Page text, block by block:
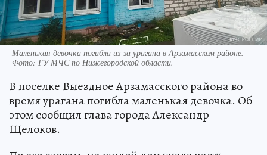
Маленькая девочка погибла из-за урагана в Арзамасском районе.
Фото: ГУ МЧС по Нижегородской области.
В поселке Выездное Арзамасского района во
время урагана погибла маленькая девочка. Об
этом сообщил глава города Александр
Щелоков.